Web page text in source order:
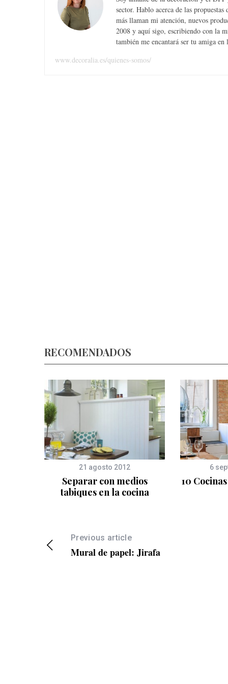
sector. Hablo acerca de las
más llaman mi atención, nuevos
2008 y aquí sigo, escribiendo con la
también me encantará ser tu amiga en
www.decoralia.es/quienes-somos/
RECOMENDADOS
21 agosto 2012
Separar con medios
tabiques en la cocina
6
10
Previous article
Mural de papel: Jirafa